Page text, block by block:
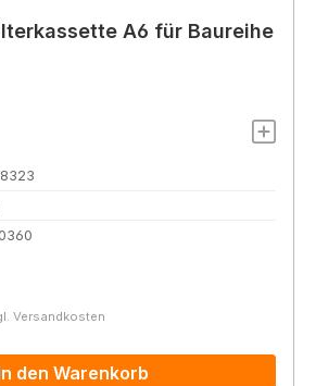
A6 für Baureihe
Versandkosten
den Warenkorb